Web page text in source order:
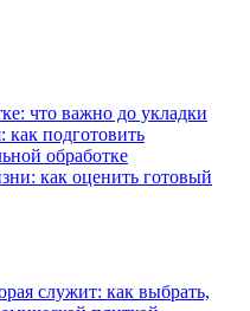
что важно до укладки
как подготовить
обработке
как оценить готовый
служит: как выбрать,